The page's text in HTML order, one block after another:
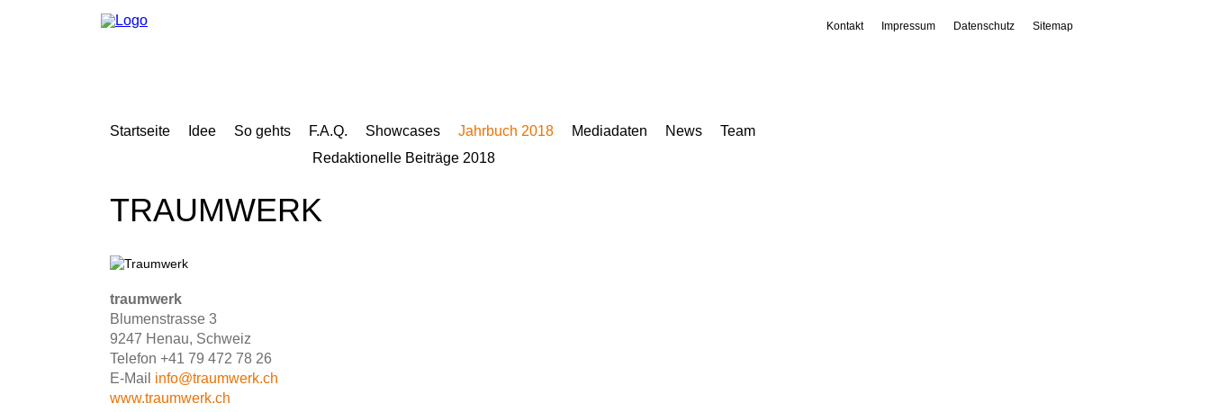
überspringen
Kontakt Impressum Datenschutz Sitemap
Startseite Idee So gehts F.A.Q. Showcases Jahrbuch 2018 Mediadaten News
Team
Redaktionelle Beiträge 2018
So
2018
Redaktionelle
2018
Mediadaten
F.A.Q.
News
Team
Kontakt
Datenschutz
TRAUMWERK
traumwerk
Blumenstrasse 3
9247 Henau, Schweiz
Telefon +41 79 472 78 26
E-Mail info@traumwerk.ch
www.traumwerk.ch